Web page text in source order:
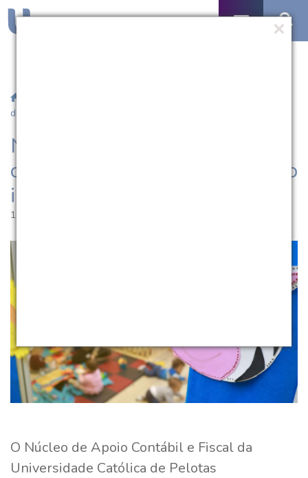
do imposto de renda
NAF/UCPel fará live
orientativa sobre destinação do
imposto de renda
15.04.2021 | 13:40
O Núcleo de Apoio Contábil e Fiscal da
Universidade Católica de Pelotas